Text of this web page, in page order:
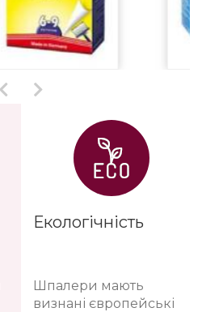
Екологічність
Шпалери мають
визнані європейські